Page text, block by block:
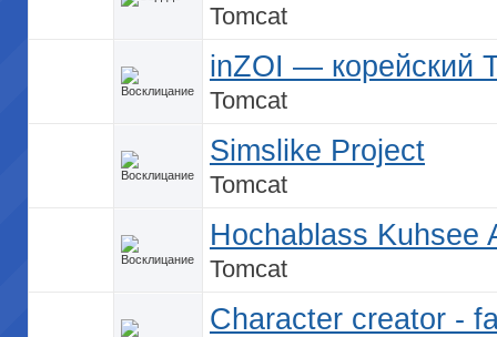
Tomcat
inZOI — корейский
Tomcat
Simslike Project
Tomcat
Hochablass Kuhsee
Tomcat
Character creator -